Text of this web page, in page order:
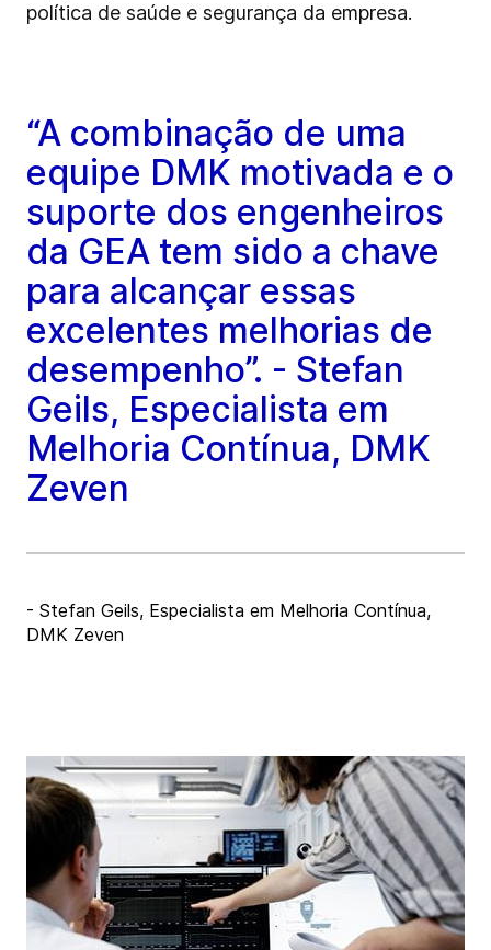
política de saúde e segurança da empresa.
“A combinação de uma
equipe DMK motivada e o
suporte dos engenheiros
da GEA tem sido a chave
para alcançar essas
excelentes melhorias de
desempenho”. - Stefan
Geils, Especialista em
Melhoria Contínua, DMK
Zeven
- Stefan Geils, Especialista em Melhoria Contínua,
DMK Zeven